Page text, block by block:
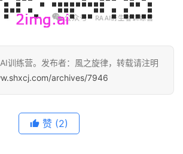
训练营。发布者：風之旋律，转载请注明
archives/7946
赞 (2)